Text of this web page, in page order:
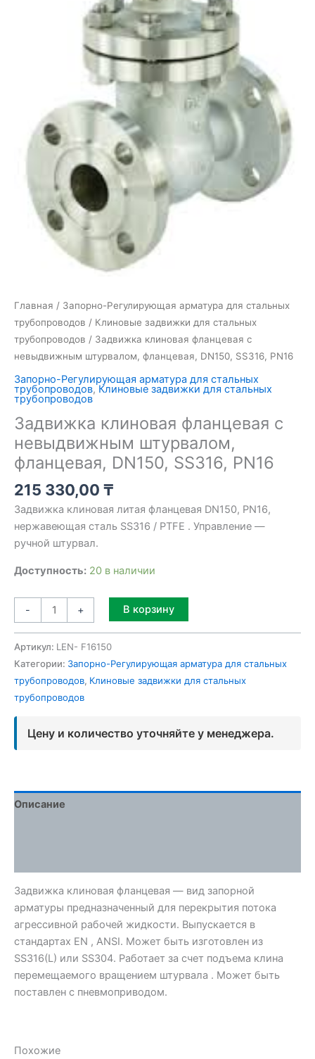
Главная / Запорно-Регулирующая арматура для стальных
трубопроводов / Клиновые задвижки для стальных
трубопроводов / Задвижка клиновая фланцевая с
невыдвижным штурвалом, фланцевая, DN150, SS316, PN16
Запорно-Регулирующая арматура для стальных
трубопроводов,Клиновые задвижки для стальных
трубопроводов
Задвижка клиновая фланцевая с
невыдвижным штурвалом,
фланцевая, DN150, SS316, PN16
215 330,00 ₸
Задвижка клиновая литая фланцевая DN150, PN16,
нержавеющая сталь SS316 / PTFE . Управление —
ручной штурвал.
Доступность: 20 в наличии
- + В корзину
Артикул: LEN- F16150
Категории: Запорно-Регулирующая арматура для стальных
трубопроводов, Клиновые задвижки для стальных
трубопроводов
Цену и количество уточняйте у менеджера.
Описание
Задвижка клиновая фланцевая — вид запорной
арматуры предназначенный для перекрытия потока
агрессивной рабочей жидкости. Выпускается в
стандартах EN , ANSI. Может быть изготовлен из
SS316(L) или SS304. Работает за счет подъема клина
перемещаемого вращением штурвала . Может быть
поставлен с пневмоприводом.
Похожие